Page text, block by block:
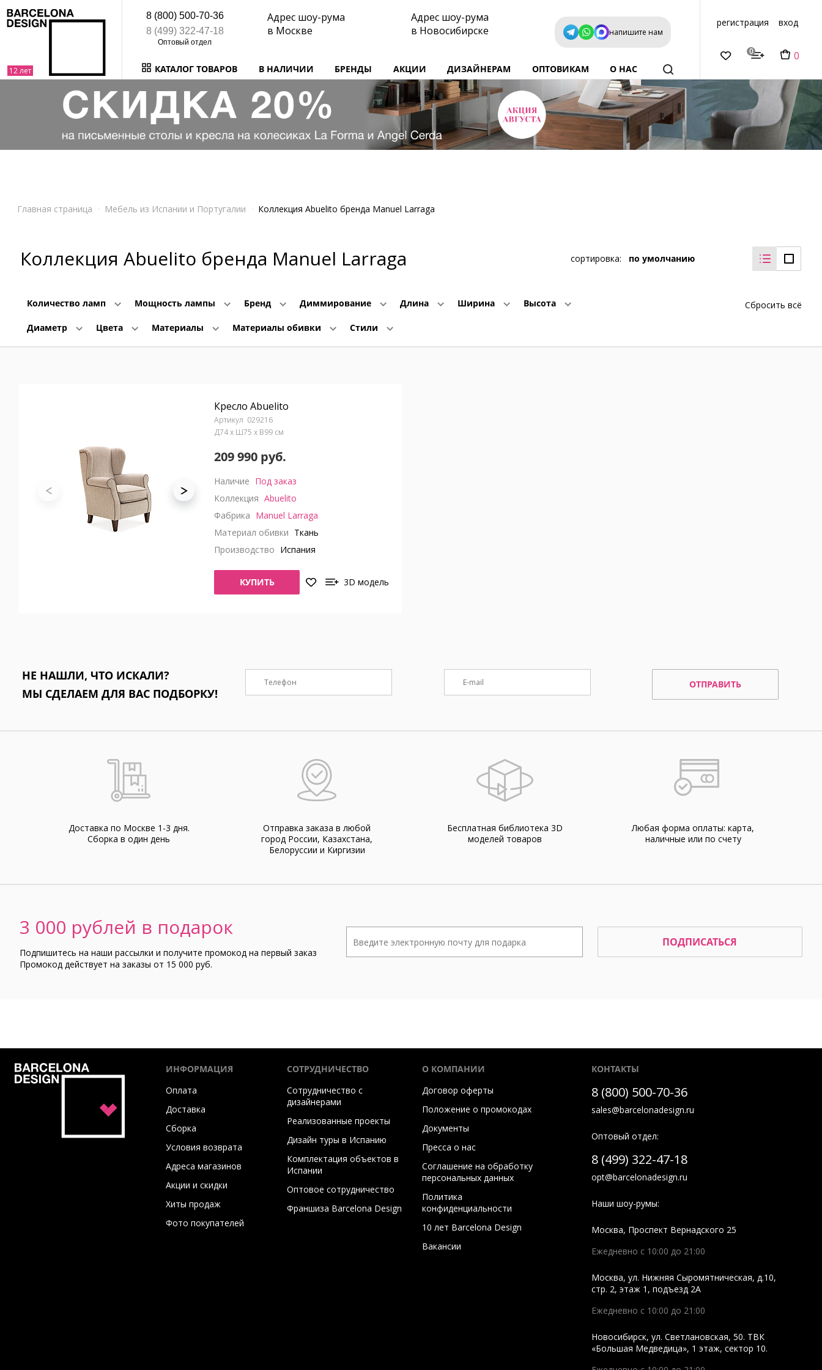
8 (800) 500-70-36
8 (499) 322-47-18
Адрес шоу-рума
в Москве
Адрес шоу-рума
в Новосибирске
напишите нам
КАТАЛОГ ТОВАРОВ В НАЛИЧИИ БРЕНДЫ АКЦИИ ДИЗАЙНЕРАМ ОПТОВИКАМ О НАС
регистрация вход
0 0
Главная страница Мебель из Испании и Португалии Коллекция Abuelito бренда Manuel Larraga
Коллекция Abuelito бренда Manuel Larraga
Количество ламп Мощность лампы Бренд Диммирование Длина Ширина Высота
Диаметр Цвета Материалы Материалы обивки Стили
сортировка: по умолчанию
Сбросить всё
Кресло Abuelito
029216
Д74 x Ш75 x В99 см
209 990 руб.
Наличие Под заказ
Коллекция Abuelito
Фабрика Manuel Larraga
Материал обивки Ткань
Производство Испания
КУПИТЬ 3D модель
НЕ НАШЛИ, ЧТО ИСКАЛИ?
МЫ СДЕЛАЕМ ДЛЯ ВАС ПОДБОРКУ!
ОТПРАВИТЬ
Доставка по Москве 1-3 дня.
Cборка в один день
Отправка заказа в любой
город России, Казахстана,
Белоруссии и Киргизии
Бесплатная библиотека 3D
моделей товаров
Любая форма оплаты: карта,
наличные или по счету
3 000 рублей в подарок
Подпишитесь на наши рассылки и получите промокод на первый заказ
Промокод действует на заказы от 15 000 руб.
ПОДПИСАТЬСЯ
КОНТАКТЫ
8 (800) 500-70-36
sales@barcelonadesign.ru
Оптовый отдел:
8 (499) 322-47-18
opt@barcelonadesign.ru
Наши шоу-румы:
Москва, Проспект Вернадского 25
Ежедневно с 10:00 до 21:00
Москва,ул. Нижняя Сыромятническая, д.10,
стр. 2, этаж 1, подъезд 2A
Ежедневно с 10:00 до 21:00
Новосибирск,ул. Светлановская, 50. ТВК
«Большая Медведица», 1 этаж, сектор 10.
ИНФОРМАЦИЯ
Оплата
Доставка
Сборка
Условия возврата
Адреса магазинов
Акции и скидки
Хиты продаж
Фото покупателей
СОТРУДНИЧЕСТВО
Сотрудничество с
дизайнерами
Реализованные проекты
Дизайн туры в Испанию
Комплектация объектов в
Испании
Оптовое сотрудничество
Франшиза Barcelona Design
О КОМПАНИИ
Договор оферты
Положение о промокодах
Документы
Пресса о нас
Соглашение на обработку
персональных данных
Политика
конфиденциальности
10 лет Barcelona Design
Вакансии